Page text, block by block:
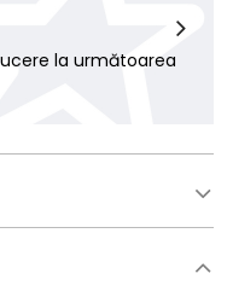
la următoarea